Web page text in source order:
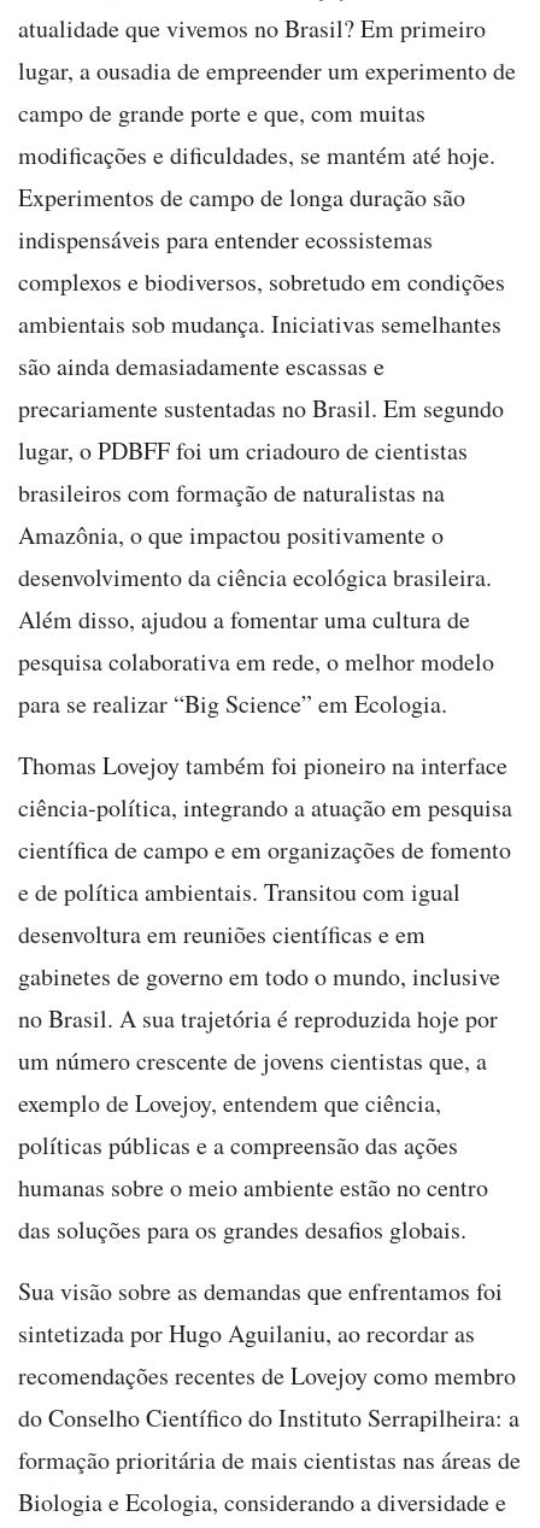
atualidade que vivemos no Brasil? Em primeiro
lugar, a ousadia de empreender um experimento de
campo de grande porte e que, com muitas
modificações e dificuldades, se mantém até hoje.
Experimentos de campo de longa duração são
indispensáveis para entender ecossistemas
complexos e biodiversos, sobretudo em condições
ambientais sob mudança. Iniciativas semelhantes
são ainda demasiadamente escassas e
precariamente sustentadas no Brasil. Em segundo
lugar, o PDBFF foi um criadouro de cientistas
brasileiros com formação de naturalistas na
Amazônia, o que impactou positivamente o
desenvolvimento da ciência ecológica brasileira.
Além disso, ajudou a fomentar uma cultura de
pesquisa colaborativa em rede, o melhor modelo
para se realizar “Big Science” em Ecologia.
Thomas Lovejoy também foi pioneiro na interface
ciência-política, integrando a atuação em pesquisa
científica de campo e em organizações de fomento
e de política ambientais. Transitou com igual
desenvoltura em reuniões científicas e em
gabinetes de governo em todo o mundo, inclusive
no Brasil. A sua trajetória é reproduzida hoje por
um número crescente de jovens cientistas que, a
exemplo de Lovejoy, entendem que ciência,
políticas públicas e a compreensão das ações
humanas sobre o meio ambiente estão no centro
das soluções para os grandes desafios globais.
Sua visão sobre as demandas que enfrentamos foi
sintetizada por Hugo Aguilaniu, ao recordar as
recomendações recentes de Lovejoy como membro
do Conselho Científico do Instituto Serrapilheira: a
formação prioritária de mais cientistas nas áreas de
Biologia e Ecologia, considerando a diversidade e